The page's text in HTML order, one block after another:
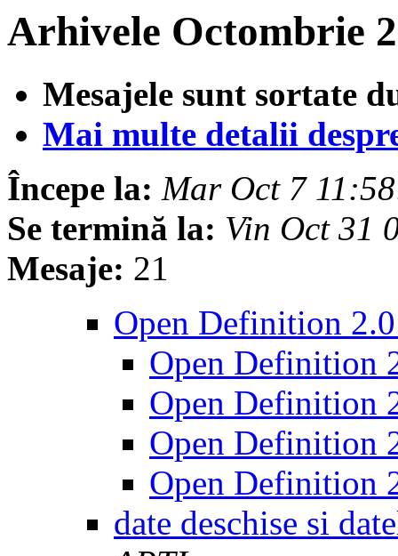
Arhivele Octombrie
Mesajele sunt sortate
Mai multe detalii
Începe la: Mar Oct 7
Se termină la: Vin Oct 31
Mesaje: 21
Open Definition
Open Definition
Open Definition
Open Definition
Open Definition
date deschise si